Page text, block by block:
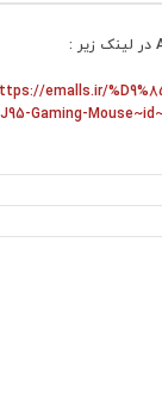
emalls.ir/
J95-Gaming-